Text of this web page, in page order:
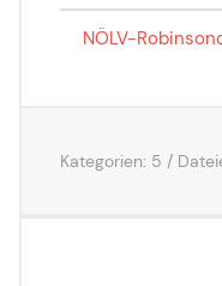
NÖLV-
Kategorien: 5 /